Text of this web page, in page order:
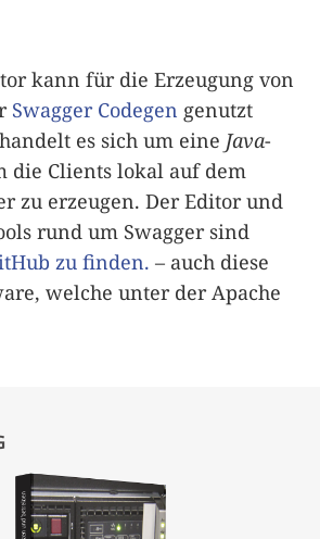
kann für die Erzeugung von
Swagger Codegen genutzt
es sich um eine Java-
die Clients lokal auf dem
zu erzeugen. Der Editor und
rund um Swagger sind
zu finden. – auch diese
welche unter der Apache